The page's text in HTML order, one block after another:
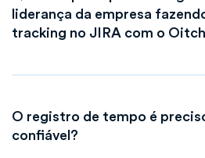
liderança da empresa
tracking no JIRA com o
O registro de tempo é
confiável?